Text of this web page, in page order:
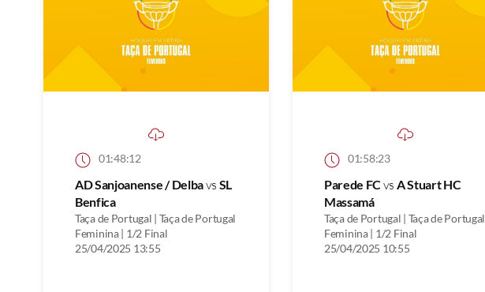
01:48:12
AD Sanjoanense / Delbavs SL
Benfica
Taça de Portugal | Taça de Portugal
Feminina | 1/2 Final
25/04/2025 13:55
01:58:23
Parede FCvs A Stuart HC
Massamá
Taça de Portugal | Taça de Portugal
Feminina | 1/2 Final
25/04/2025 10:55